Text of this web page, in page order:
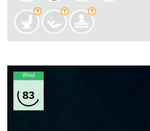
Wind
83